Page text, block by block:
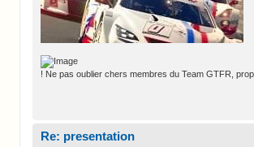
! Ne pas oublier chers membres du Team GTFR,
Re: presentation